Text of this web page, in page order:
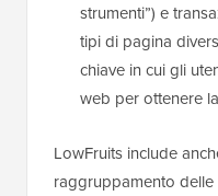
strumenti”) e
tipi di pagina
chiave in cui gli
web per ottenere
LowFruits include
raggruppamento